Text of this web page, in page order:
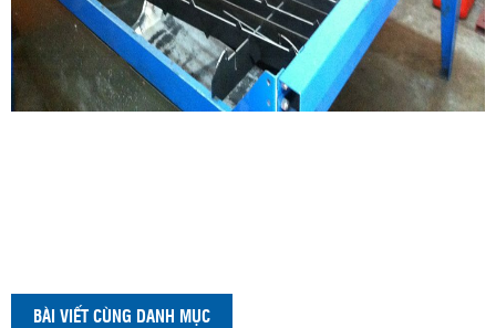
BÀI VIẾT CÙNG DANH MỤC